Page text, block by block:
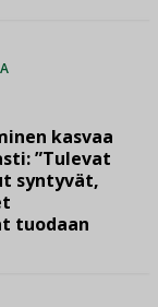
kasvaa
”Tulevat
syntyvät,
tuodaan